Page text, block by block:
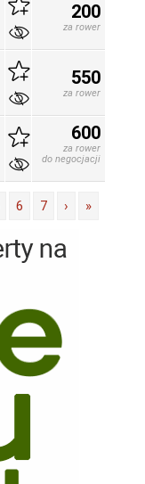
200
za rower
550
za rower
600
za rower
do negocjacji
6 7 › »